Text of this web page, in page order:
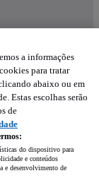
a informações
para tratar
abaixo ou em
Estas escolhas serão
de
do dispositivo para
e conteúdos
e desenvolvimento de